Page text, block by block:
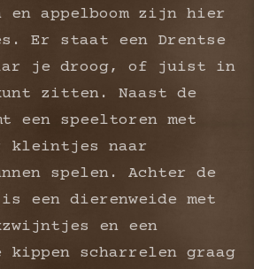
en appelboom zijn hier
Er staat een Drentse
je droog, of juist in
zitten. Naast de
een speeltoren met
kleintjes naar
spelen. Achter de
een dierenweide met
en een
kippen scharrelen graag